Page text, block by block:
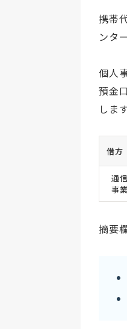
携帯
ンタ
個人
預金
します
借方
通
事
摘要